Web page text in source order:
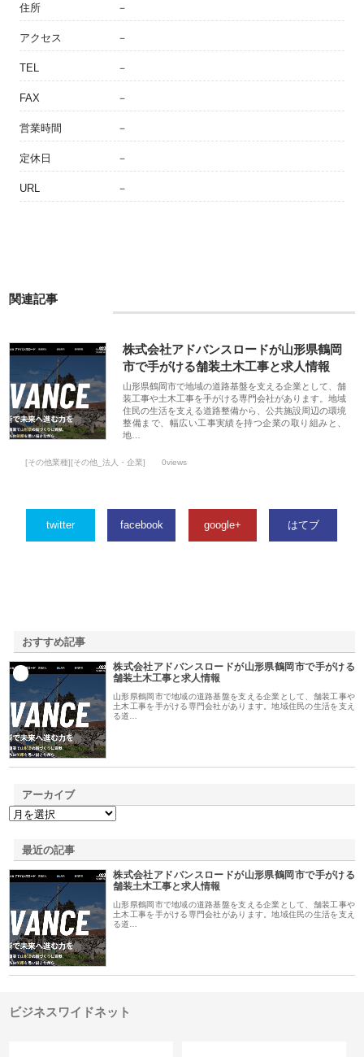
住所 －
アクセス －
TEL －
FAX －
営業時間 －
定休日 －
URL －
関連記事
株式会社アドバンスロードが山形県鶴岡
市で手がける舗装土木工事と求人情報
山形県鶴岡市で地域の道路基盤を支える企業として、舗
装工事や土木工事を手がける専門会社があります。地域
住民の生活を支える道路整備から、公共施設周辺の環境
整備まで、幅広い工事実績を持つ企業の取り組みと、
地…
[その他業種][その他_法人・企業] 0views
twitter facebook google+ はてブ
おすすめ記事
株式会社アドバンスロードが山形県鶴岡市で手がける
舗装土木工事と求人情報
山形県鶴岡市で地域の道路基盤を支える企業として、舗装工事や
土木工事を手がける専門会社があります。地域住民の生活を支え
る道…
アーカイブ
最近の記事
株式会社アドバンスロードが山形県鶴岡市で手がける
舗装土木工事と求人情報
山形県鶴岡市で地域の道路基盤を支える企業として、舗装工事や
土木工事を手がける専門会社があります。地域住民の生活を支え
る道…
ビジネスワイドネット